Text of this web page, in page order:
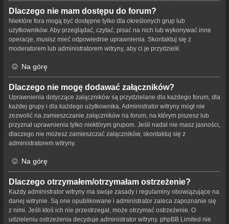
Dlaczego nie mam dostępu do forum?
Niektóre fora mogą być dostępne tylko dla określonych grup lub
użytkowników. Aby przeglądać, czytać, pisać na nich lub wykonywać inne
operacje, musisz mieć odpowiednie uprawnienia. Skontaktuj się z
moderatorem lub administratorem witryny, aby ci je przydzielił.
Na górę
Dlaczego nie mogę dodawać załączników?
Uprawnienia dotyczące załączników są przydzielane dla każdego forum, dla
każdej grupy i dla każdego użytkownika. Administrator witryny mógł nie
zezwolić na zamieszczanie załączników na forum, na którym piszesz lub
przyznał uprawnienia tylko niektórym grupom. Jeśli nadal nie masz jasności,
dlaczego nie możesz zamieszczać załączników, skontaktuj się z
administratorem witryny.
Na górę
Dlaczego otrzymałem/otrzymałam ostrzeżenie?
Każdy administrator witryny ma swoje zasady i regulaminy obowiązujące na
danej witrynie. Są one opublikowane i administrator zaleca zapoznanie się
z nimi. Jeśli ktoś ich nie przestrzegał, może otrzymać ostrzeżenie. O
udzieleniu ostrzeżenia decyduje administrator witryny. phpBB Limited nie